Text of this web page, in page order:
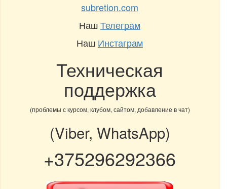
subretion.com
НашТелеграм
Наш Инстаграм
Техническая
поддержка
(проблемы с курсом, клубом, сайтом, добавление в чат)
(Viber, WhatsApp)
+375296292366